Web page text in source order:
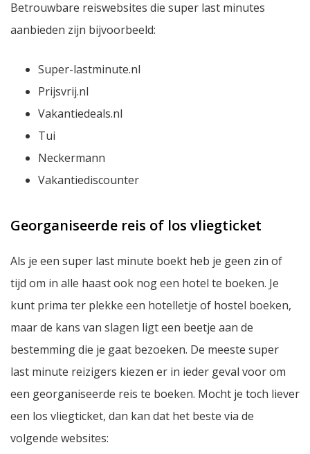
Betrouwbare reiswebsites die super last minutes
aanbieden zijn bijvoorbeeld:
Super-lastminute.nl
Prijsvrij.nl
Vakantiedeals.nl
Tui
Neckermann
Vakantiediscounter
Georganiseerde reis of los vliegticket
Als je een super last minute boekt heb je geen zin of
tijd om in alle haast ook nog een hotel te boeken. Je
kunt prima ter plekke een hotelletje of hostel boeken,
maar de kans van slagen ligt een beetje aan de
bestemming die je gaat bezoeken. De meeste super
last minute reizigers kiezen er in ieder geval voor om
een georganiseerde reis te boeken. Mocht je toch liever
een los vliegticket, dan kan dat het beste via de
volgende websites: